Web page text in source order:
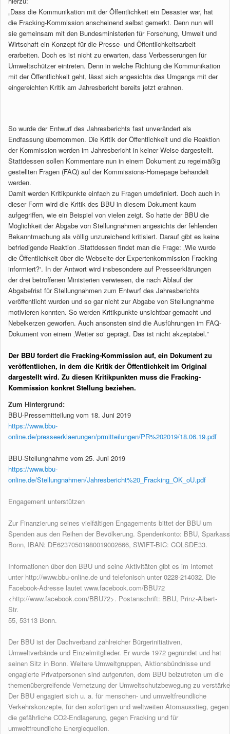
„Dass die Kommunikation mit der Öffentlichkeit ein Desaster war, hat
die Fracking-Kommission anscheinend selbst gemerkt. Denn nun will
sie gemeinsam mit den Bundesministerien für Forschung, Umwelt und
Wirtschaft ein Konzept für die Presse- und Öffentlichkeitsarbeit
erarbeiten. Doch es ist nicht zu erwarten, dass Verbesserungen für
Umweltschützer eintreten. Denn in welche Richtung die Kommunikation
mit der Öffentlichkeit geht, lässt sich angesichts des Umgangs mit der
eingereichten Kritik am Jahresbericht bereits jetzt erahnen.
So wurde der Entwurf des Jahresberichts fast unverändert als
Endfassung übernommen. Die Kritik der Öffentlichkeit und die Reaktion
der Kommission werden im Jahresbericht in keiner Weise dargestellt.
Stattdessen sollen Kommentare nun in einem Dokument zu regelmäßig
gestellten Fragen (FAQ) auf der Kommissions-Homepage behandelt
werden.
Damit werden Kritikpunkte einfach zu Fragen umdefiniert. Doch auch in
dieser Form wird die Kritik des BBU in diesem Dokument kaum
aufgegriffen, wie ein Beispiel von vielen zeigt. So hatte der BBU die
Möglichkeit der Abgabe von Stellungnahmen angesichts der fehlenden
Bekanntmachung als völlig unzureichend kritisiert. Darauf gibt es keine
befriedigende Reaktion .Stattdessen findet man die Frage: ‚Wie wurde
die Öffentlichkeit über die Webseite der Expertenkommission Fracking
informiert?‘. In der Antwort wird insbesondere auf Presseerklärungen
der drei betroffenen Ministerien verwiesen, die nach Ablauf der
Abgabefrist für Stellungnahmen zum Entwurf des Jahresberichts
veröffentlicht wurden und so gar nicht zur Abgabe von Stellungnahme
motivieren konnten. So werden Kritikpunkte unsichtbar gemacht und
Nebelkerzen geworfen. Auch ansonsten sind die Ausführungen im FAQ-
Dokument von einem ‚Weiter so‘ geprägt. Das ist nicht akzeptabel.“
Der BBU fordert die Fracking-Kommission auf, ein Dokument zu
veröffentlichen, in dem die Kritik der Öffentlichkeit im Original
dargestellt wird. Zu diesen Kritikpunkten muss die Fracking-
Kommission konkret Stellung beziehen.
Zum Hintergrund:
BBU-Pressemitteilung vom 18. Juni 2019
https://www.bbu-
online.de/presseerklaerungen/prmitteilungen/PR%202019/18.06.19.pdf
BBU-Stellungnahme vom 25. Juni 2019
https://www.bbu-
online.de/Stellungnahmen/Jahresbericht%20_Fracking_OK_oU.pdf
Engagement unterstützen
Zur Finanzierung seines vielfältigen Engagements bittet der BBU um
Spenden aus den Reihen der Bevölkerung. Spendenkonto: BBU,
Bonn, IBAN: DE62370501980019002666, SWIFT-BIC: COLSDE33.
Informationen über den BBU und seine Aktivitäten gibt es im Internet
unter http://www.bbu-online.de und telefonisch unter 0228-214032. Die
Facebook-Adresse lautet www.facebook.com/BBU72
<http://www.facebook.com/BBU72>. Postanschrift: BBU, Prinz-Albert-
Str.
55, 53113 Bonn.
Der BBU ist der Dachverband zahlreicher Bürgerinitiativen,
Umweltverbände und Einzelmitglieder. Er wurde 1972 gegründet und hat
seinen Sitz in Bonn. Weitere Umweltgruppen, Aktionsbündnisse und
engagierte Privatpersonen sind aufgerufen, dem BBU beizutreten um die
themenübergreifende Vernetzung der Umweltschutzbewegung zu
Der BBU engagiert sich u. a. für menschen- und umweltfreundliche
Verkehrskonzepte, für den sofortigen und weltweiten Atomausstieg, gegen
die gefährliche CO2-Endlagerung, gegen Fracking und für
umweltfreundliche Energiequellen.